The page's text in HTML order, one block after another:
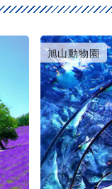
旭山動物園